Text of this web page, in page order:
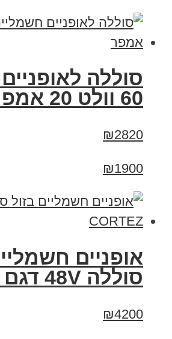
סוללה
60 וולט 20 אמפר
₪2820
₪1900
אופניים
סוללה 48V דגם CORTEZ
₪4200